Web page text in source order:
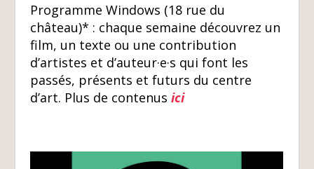
Programme Windows (18 rue du
château)* : chaque semaine découvrez un
film, un texte ou une contribution
d’artistes et d’auteur·e·s qui font les
passés, présents et futurs du centre
d’art. Plus de contenus ici